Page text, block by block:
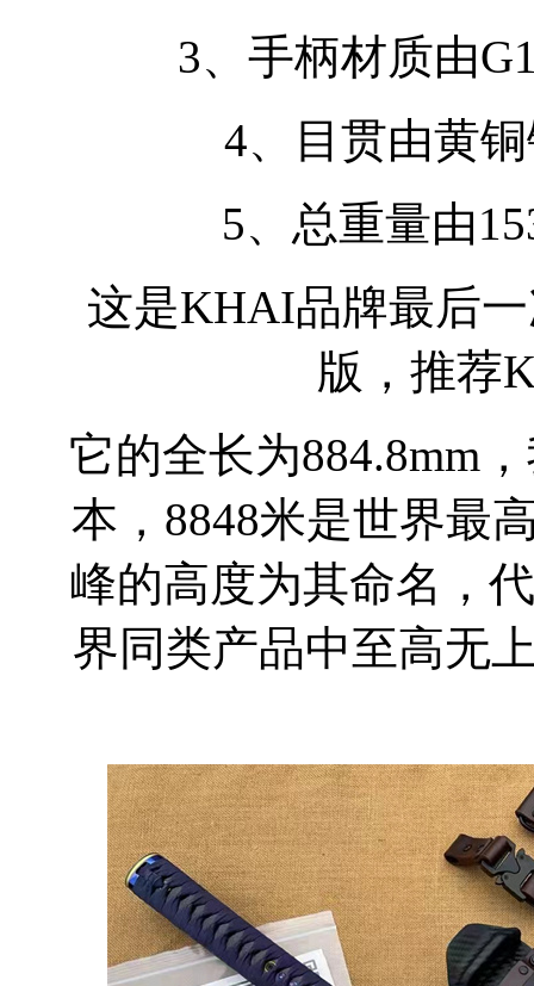
3、手柄材质由
4、目贯由黄
5、总重量由
这是KHAI品牌最后
版，推荐
它的全长为884.8mm
本，8848米是世界最
峰的高度为其命名，
界同类产品中至高无